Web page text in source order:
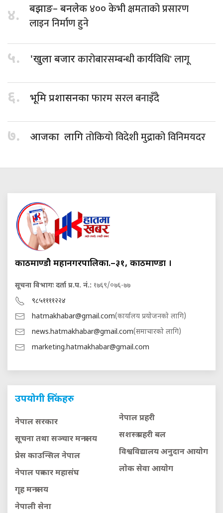
४. बझाङ– बनलेक ४०० केभी क्षमताको प्रसारण
लाइन निर्माण हुने
५. 'खुला बजारकारोबारसम्बन्धी कार्यविधि' लागू
६. भूमि प्रशासनकाफारम सरल बनाइँदै
७. आजका लागितोकियो विदेशी मुद्राको विनिमयदर
काठमाण्डौ महानगरपालिका.–३१, काठमाण्डौं ।
सूचना विभागः दर्ता प्र.प. नं.: १७६९/०७६-७७
९८५११११२२४
hatmakhabar@gmail.com(कार्यालय प्रयोजनको लागि)
news.hatmakhabar@gmail.com(समाचारको लागि)
marketing.hatmakhabar@gmail.com
उपयोगी लिंकहरु
नेपाल सरकार
सूचना तथा सञ्चार मन्त्रालय
प्रेस काउन्सिल नेपाल
नेपाल पत्रकार महासंघ
गृह मन्त्रालय
नेपाली सेना
नेपाल प्रहरी
सशस्त्र प्रहरी बल
विश्वविद्यालय अनुदान आयाेग
लाेक सेवा आयाेग